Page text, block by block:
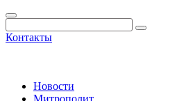
Контакты
Новости
Митрополит